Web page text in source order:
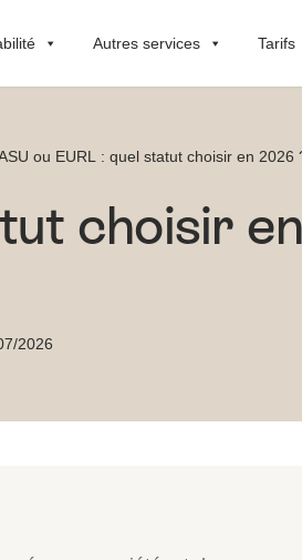
Autres services Tarifs
ou EURL : quel statut choisir en 2026
choisir
2026